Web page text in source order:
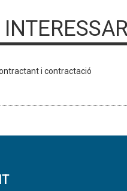
i contractació